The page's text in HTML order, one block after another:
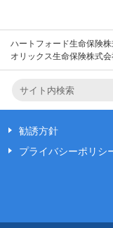
約請求額と
お、過去に
この商品に
「運用関係
額となり
ハートフォード生命保険
オリックス生命保険株式
勧誘方針
プライバシーポリシ